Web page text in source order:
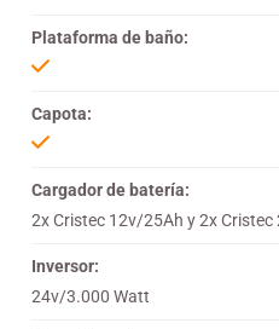
Plataforma de baño:
Capota:
Cargador de batería:
2x Cristec 12v/25Ah y 2x
Inversor:
24v/3.000 Watt